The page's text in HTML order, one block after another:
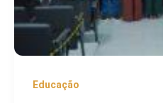
Educação